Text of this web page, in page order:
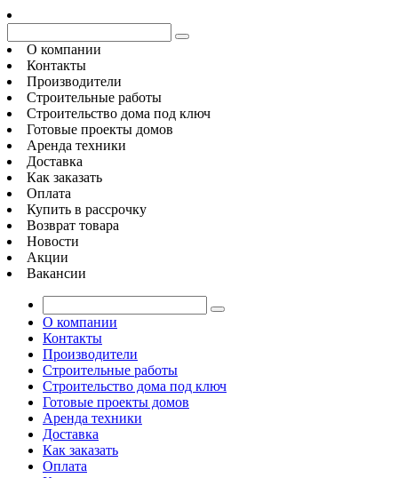
О компании
Контакты
Производители
Строительные работы
Строительство дома под ключ
Готовые проекты домов
Аренда техники
Доставка
Как заказать
Оплата
Купить в рассрочку
Возврат товара
Новости
Акции
Вакансии
О компании
Контакты
Производители
Строительные работы
Строительство дома под ключ
Готовые проекты домов
Аренда техники
Доставка
Как заказать
Оплата